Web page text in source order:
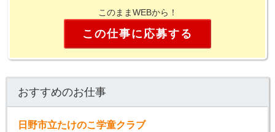
このままWEBから！
この仕事に応募する
おすすめのお仕事
日野市立たけのこ学童クラブ